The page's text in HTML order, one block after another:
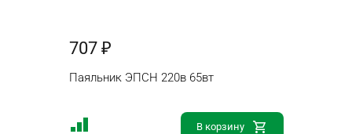
707 ₽
Паяльник ЭПСН 220в 65вт
В корзину